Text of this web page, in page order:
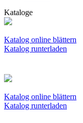
Kataloge
Katalog online blättern
Katalog runterladen
Katalog online blättern
Katalog runterladen